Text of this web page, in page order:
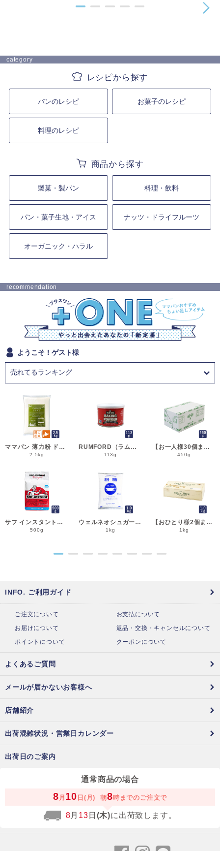
category
パンのレシピ お菓子のレシピ
料理のレシピ
製菓・製パン 料理・飲料
パン・菓子生地・アイス ナッツ・ドライフルーツ
オーガニック・ハラル
recommendation
ようこそ！ゲスト様
ママパン 薄力粉 ドルチェ 2.5kg 菓子用小麦粉 北海道産 江別製粉 国産小麦粉_シフォンケーキ スポンジケーキ パウンドケーキ クッキー
2.5kg
サフ インスタント・ドライイースト赤 500g 乾燥酵母 低糖用 LESAFFRE ルサッフル__
500g
RUMFORD（ラムフォード） ベーキングパウダー 113g 膨脹剤 BP__
113g
ウェルネオシュガー 粉糖NZ-1S 1kg 粉砂糖__
1kg
【お一人様30個まで】よつ葉 無塩バター 450g 賞味期限2026年11月5日またはそれ以降 バター よつば 北海道 食塩不使用 __
450g
【おひとり様2個まで】よつ葉 北海道十勝クリームチーズ（B） 1kg チーズ よつば__
1kg
● ● ● ● ● ● ●
INFO. ご利用ガイド
ご注文について
お支払について
お届けについて
返品・交換・キャンセルについて
ポイントについて
クーポンについて
よくあるご質問
メールが届かないお客様へ
店舗紹介
出荷混雑状況・営業日カレンダー
出荷日のご案内
通常商品の場合
8 月 10 日(月) 朝8時までのご注文で
8月 13 日 (木)に出荷致します。